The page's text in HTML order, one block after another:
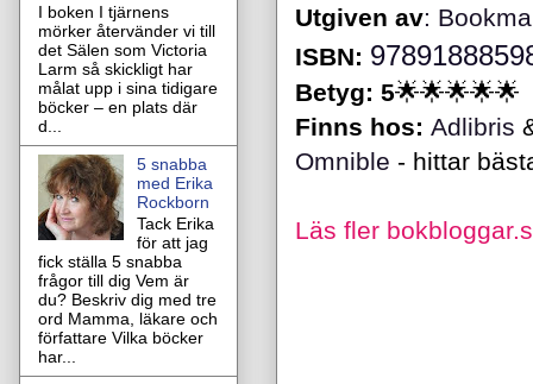
Utgiven av:
ISBN:
Betyg: 5🌟🌟🌟🌟🌟
Finns hos: Adlibris
Omnible - hittar
Läs fler
I boken I tjärnens
mörker återvänder vi till
det Sälen som Victoria
Larm så skickligt har
målat upp i sina tidigare
böcker – en plats där
d...
5 snabba
med Erika
Rockborn
Tack Erika
för att jag
fick ställa 5 snabba
frågor till dig Vem är
du? Beskriv dig med tre
ord Mamma, läkare och
författare Vilka böcker
har...